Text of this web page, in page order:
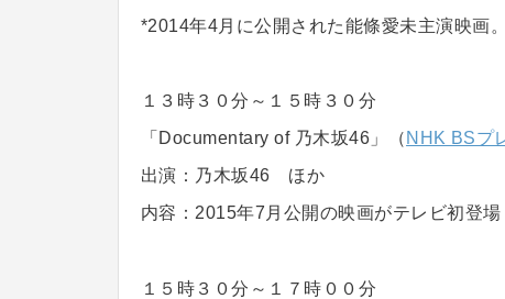
*2014年4月に公開された能條愛未主演映画。
１３時３０分～１５時３０分
「Documentary of 乃木坂46」（ NHK BSプ
出演：乃木坂46 ほか
内容：2015年7月公開の映画がテレビ初登場
１５時３０分～１７時００分